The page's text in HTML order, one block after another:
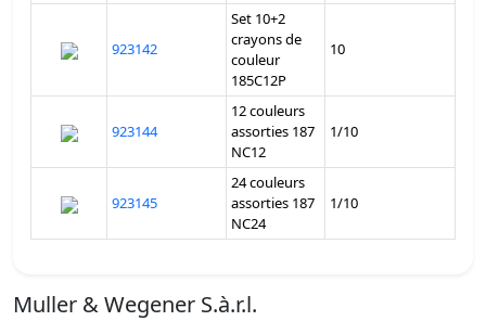
923142
Set 10+2
crayons de
couleur
185C12P
10
923144
12 couleurs
assorties 187
NC12
1/10
923145
24 couleurs
assorties 187
NC24
1/10
Muller & Wegener S.à.r.l.